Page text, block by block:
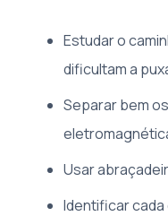
Estudar o
dificultam a
Separar bem
Usar
Identificar